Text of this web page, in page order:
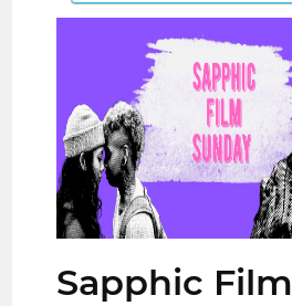
Sapphic Film